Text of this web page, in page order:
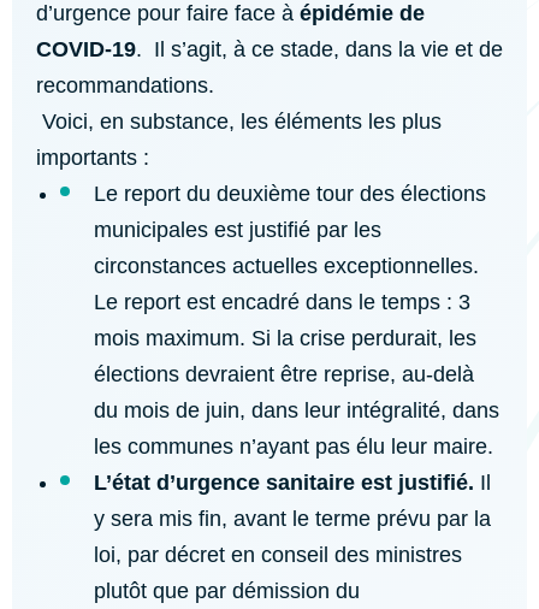
d’urgence pour faire face à épidémie de
COVID-19. Il s’agit, à ce stade, dans la vie et de
recommandations.
Voici, en substance, les éléments les plus
importants :
Le report du deuxième tour des élections
municipales est justifié par les
circonstances actuelles exceptionnelles.
Le report est encadré dans le temps : 3
mois maximum. Si la crise perdurait, les
élections devraient être reprise, au-delà
du mois de juin, dans leur intégralité, dans
les communes n’ayant pas élu leur maire.
L’état d’urgence sanitaire est justifié. Il
y sera mis fin, avant le terme prévu par la
loi, par décret en conseil des ministres
plutôt que par démission du